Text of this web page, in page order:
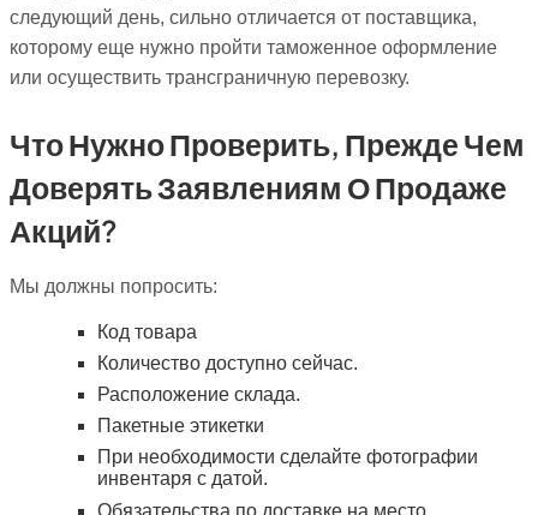
следующий день, сильно отличается от поставщика,
которому еще нужно пройти таможенное оформление
или осуществить трансграничную перевозку.
Что Нужно Проверить, Прежде Чем
Доверять Заявлениям О Продаже
Акций?
Мы должны попросить:
Код товара
Количество доступно сейчас.
Расположение склада.
Пакетные этикетки
При необходимости сделайте фотографии
инвентаря с датой.
Обязательства по доставке на место.